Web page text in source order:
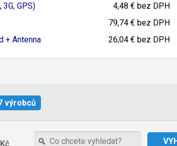
3G, GPS) 4,48 € bez DPH
79,74 € bez DPH
+ Antenna 26,04 € bez DPH